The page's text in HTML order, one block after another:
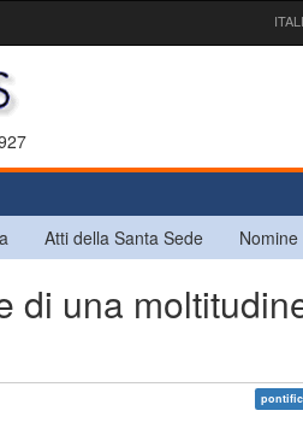
Atti della Santa Sede Nomine
di una